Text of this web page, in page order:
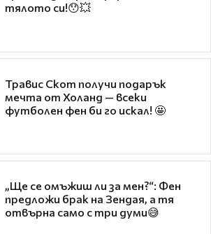
тялото си!😯💥
Травис Скот получи подарък
мечта от Холанд — всеки
футболен фен би го искал! 🤩
„Ще се омъжиш ли за мен?“: Фен
предложи брак на Зендая, а тя
отвърна само с три думи😅